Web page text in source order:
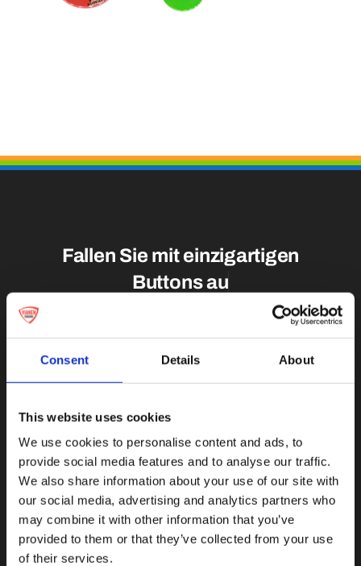
Consent Details About
This website uses cookies
We use cookies to personalise content and ads, to
provide social media features and to analyse our traffic.
We also share information about your use of our site with
our social media, advertising and analytics partners who
may combine it with other information that you’ve
provided to them or that they’ve collected from your use
of their services.
Fallen Sie mit einzigartigen
Botnische Golf 9a, 3446 CN Woerden,